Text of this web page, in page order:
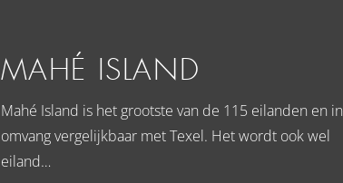
MAHÉ ISLAND
Mahé Island is het grootste van de 115 eilanden en in
omvang vergelijkbaar met Texel. Het wordt ook wel
eiland…